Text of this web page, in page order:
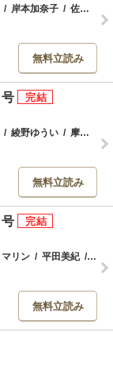
/ 岸本加奈子 / 佐藤和生
無料立読み
/ 綾野ゆうい / 摩姫カワバタ
無料立読み
マリン / 平田美紀 / ひ
無料立読み